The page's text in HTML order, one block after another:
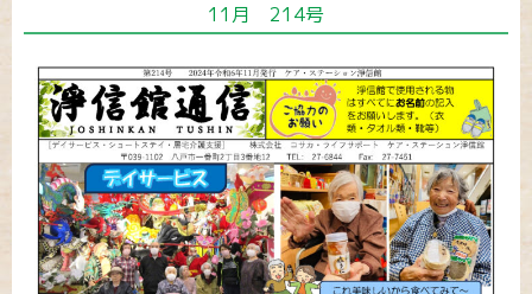
11月 214号